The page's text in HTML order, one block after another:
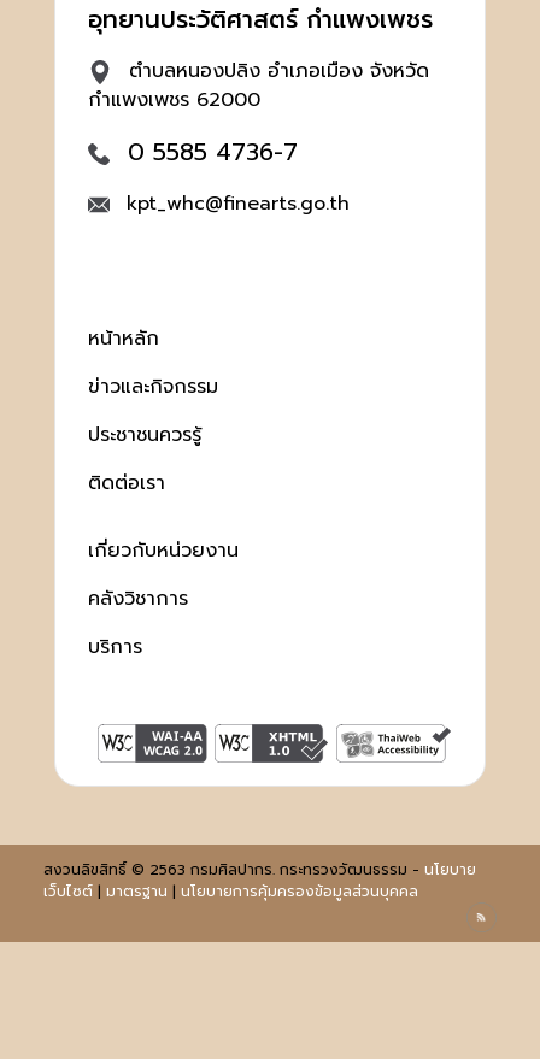
อุทยานประวัติศาสตร์ กำแพงเพชร
ตำบลหนองปลิง อำเภอเมือง จังหวัด
กำแพงเพชร 62000
0 5585 4736-7
kpt_whc@finearts.go.th
หน้าหลัก
ข่าวและกิจกรรม
ประชาชนควรรู้
ติดต่อเรา
เกี่ยวกับหน่วยงาน
คลังวิชาการ
บริการ
สงวนลิขสิทธิ์ © 2563 กรมศิลปากร. กระทรวงวัฒนธรรม - นโยบาย
เว็บไซต์| มาตรฐาน | นโยบายการคุ้มครองข้อมูลส่วนบุคคล